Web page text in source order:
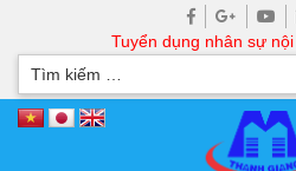
Tuyển dụng nhân sự